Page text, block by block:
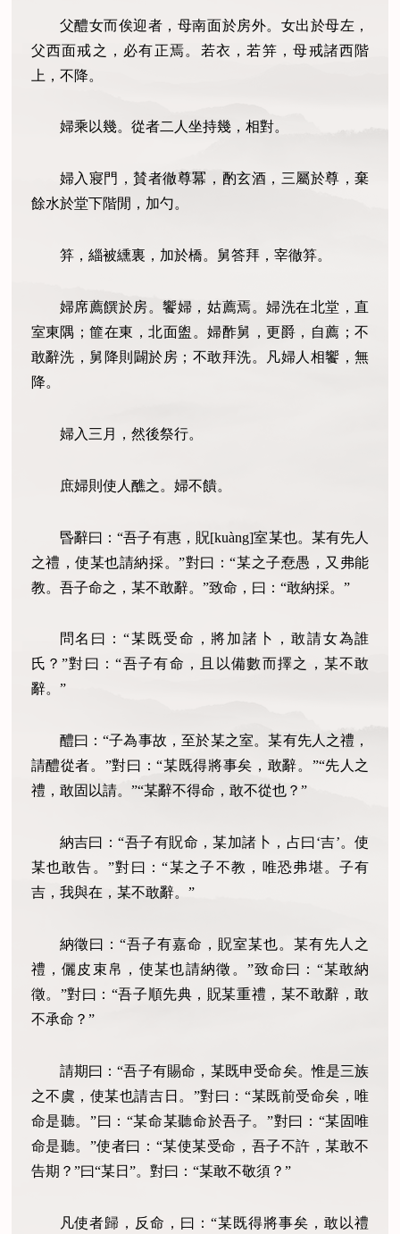
父醴女而俟迎者，母南面於房外。女出於母左，
父西面戒之，必有正焉。若衣，若笄，母戒諸西階
上，不降。
婦乘以幾。從者二人坐持幾，相對。
婦入寢門，賛者徹尊冪，酌玄酒，三屬於尊，棄
餘水於堂下階閒，加勺。
笲，緇被纁裏，加於橋。舅答拜，宰徹笲。
婦席薦饌於房。饗婦，姑薦焉。婦洗在北堂，直
室東隅；篚在東，北面盥。婦酢舅，更爵，自薦；不
敢辭洗，舅降則闢於房；不敢拜洗。凡婦人相饗，無
降。
婦入三月，然後祭行。
庶婦則使人醮之。婦不饋。
昬辭曰：“吾子有惠，貺[kuàng]室某也。某有先人
之禮，使某也請納採。”對曰：“某之子憃愚，又弗能
教。吾子命之，某不敢辭。”致命，曰：“敢納採。”
問名曰：“某既受命，將加諸卜，敢請女為誰
氏？”對曰：“吾子有命，且以備數而擇之，某不敢
辭。”
醴曰：“子為事故，至於某之室。某有先人之禮，
請醴從者。”對曰：“某既得將事矣，敢辭。”“先人之
禮，敢固以請。”“某辭不得命，敢不從也？”
納吉曰：“吾子有貺命，某加諸卜，占曰‘吉’。使
某也敢告。”對曰：“某之子不教，唯恐弗堪。子有
吉，我與在，某不敢辭。”
納徵曰：“吾子有嘉命，貺室某也。某有先人之
禮，儷皮束帛，使某也請納徵。”致命曰：“某敢納
徵。”對曰：“吾子順先典，貺某重禮，某不敢辭，敢
不承命？”
請期曰：“吾子有賜命，某既申受命矣。惟是三族
之不虞，使某也請吉日。”對曰：“某既前受命矣，唯
命是聽。”曰：“某命某聽命於吾子。”對曰：“某固唯
命是聽。”使者曰：“某使某受命，吾子不許，某敢不
告期？”曰“某日”。對曰：“某敢不敬須？”
凡使者歸，反命，曰：“某既得將事矣，敢以禮